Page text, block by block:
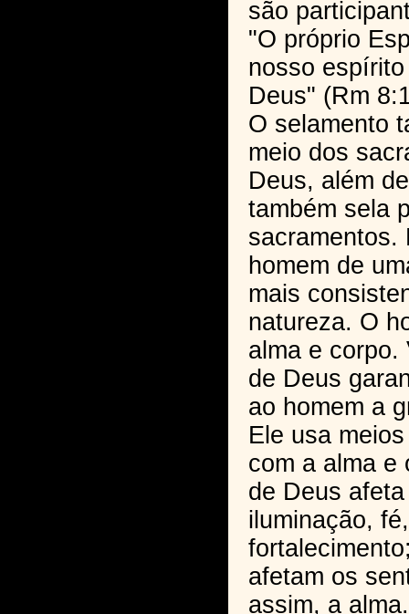
são
"O próprio
nosso
Deus" (Rm
O selamento
meio dos
Deus, além
também sela
sacramentos.
homem de
mais
natureza. O
alma e corpo.
de Deus
ao homem a
Ele usa
com a alma e
de Deus
iluminação,
afetam os
assim, a alma.